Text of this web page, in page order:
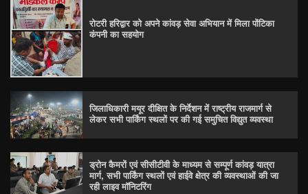
रोटरी हरिद्वार को अपने कांवड़ सेवा अभियान में मिला पोंटिका
कंपनी का सहयोग
जिलाधिकारी मयूर दीक्षित के निर्देशन में राष्ट्रीय राजमार्ग से
लेकर सभी पार्किंग स्थलों पर की गई समुचित विद्युत व्यवस्था
ड्रोन कैमरों एवं सीसीटीवी के माध्यम से सम्पूर्ण कांवड़ यात्रा
मार्ग, सभी पार्किंग स्थलों एवं हाईवे क्षेत्र की व्यवस्थाओं की जा
रही लाइव मॉनिटरिंग